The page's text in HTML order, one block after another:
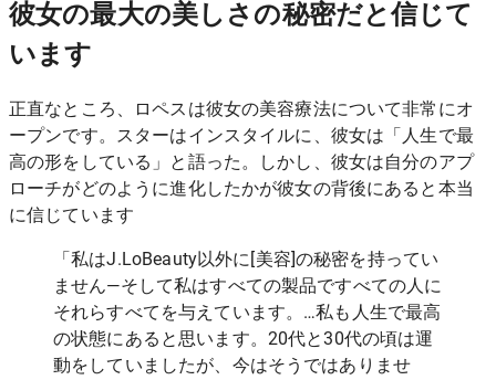
彼女の最大の美しさの秘密だと信じて
います
正直なところ、 ロペスは彼女の美容療法について非常にオ
ープンです。スターはインスタイルに、彼女は「人生で最
高の形をしている」と語った。しかし、彼女は自分のアプ
ローチがどのように進化したかが彼女の背後にあると本当
に信じています
「私はJ.LoBeauty以外に[美容]の秘密を持ってい
ません—そして私はすべての製品ですべての人に
それらすべてを与えています。…私も人生で最高
の状態にあると思います。20代と30代の頃は運
動をしていましたが、今はそうではありませ